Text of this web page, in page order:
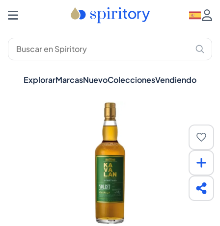
ExplorarMarcasNuevoColeccionesVendiendo